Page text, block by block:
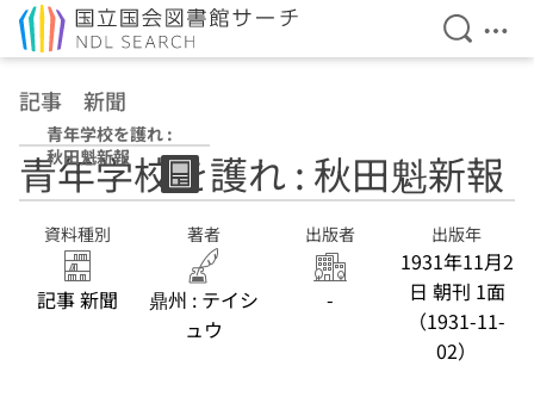
検索を
メ
記事 新聞
青年学校を護れ :
秋田魁新報
青年学校を護れ : 秋田魁新報
資料種別
記事 新聞
著者
鼎州 : テイシ
ュウ
出版者
-
出版年
1931年11月2
日 朝刊 1面
（1931-11-
02）